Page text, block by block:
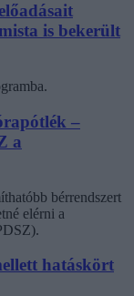
is bekerült
–
a
bérrendszert
elérni a
hatáskört